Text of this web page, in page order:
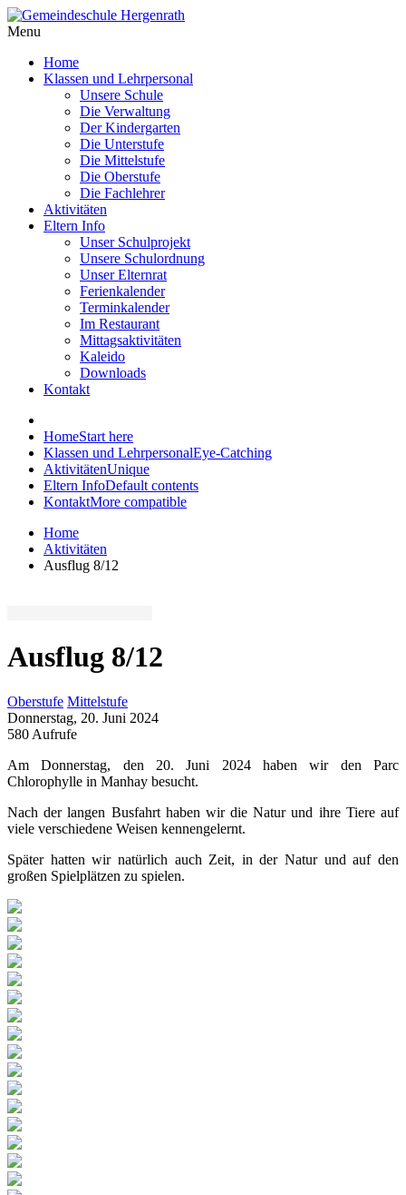
Menu
Home
Klassen und Lehrpersonal
Unsere Schule
Die Verwaltung
Der Kindergarten
Die Unterstufe
Die Mittelstufe
Die Oberstufe
Die Fachlehrer
Aktivitäten
Eltern Info
Unser Schulprojekt
Unsere Schulordnung
Unser Elternrat
Ferienkalender
Terminkalender
Im Restaurant
Mittagsaktivitäten
Kaleido
Downloads
Kontakt
HomeStart here
Klassen und LehrpersonalEye-Catching
AktivitätenUnique
Eltern InfoDefault contents
KontaktMore compatible
Home
Aktivitäten
Ausflug 8/12
Ausflug 8/12
Oberstufe Mittelstufe
Donnerstag, 20. Juni 2024
580 Aufrufe
Am Donnerstag, den 20. Juni 2024 haben wir den Parc
Chlorophylle in Manhay besucht.
Nach der langen Busfahrt haben wir die Natur und ihre Tiere auf
viele verschiedene Weisen kennengelernt.
Später hatten wir natürlich auch Zeit, in der Natur und auf den
großen Spielplätzen zu spielen.